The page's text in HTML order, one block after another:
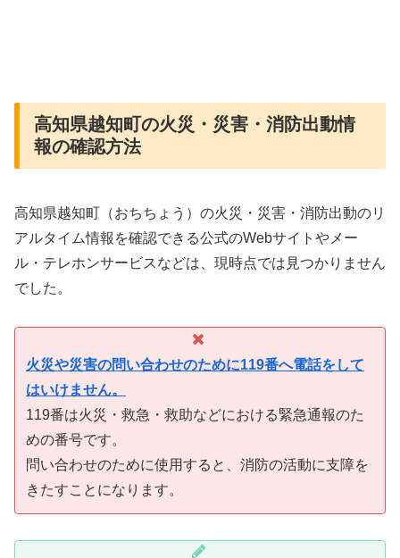
高知県越知町の火災・災害・消防出動情
報の確認方法
高知県越知町（おちちょう）の火災・災害・消防出動のリ
アルタイム情報を確認できる公式のWebサイトやメー
ル・テレホンサービスなどは、現時点では見つかりません
でした。
火災や災害の問い合わせのために119番へ電話をして
はいけません。
119番は火災・救急・救助などにおける緊急通報のた
めの番号です。
問い合わせのために使用すると、消防の活動に支障を
きたすことになります。